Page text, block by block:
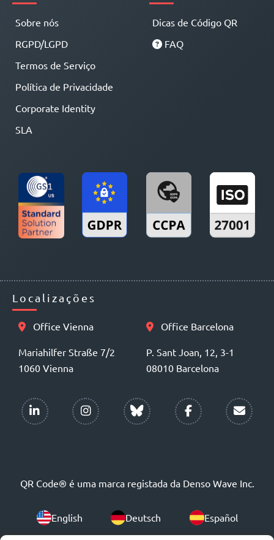
Sobre nós
RGPD/LGPD
Termos de Serviço
Política de Privacidade
Corporate Identity
SLA
Dicas de Código QR
FAQ
Localizações
Office Vienna
Mariahilfer Straße 7/2
1060 Vienna
Office Barcelona
P. Sant Joan, 12, 3-1
08010 Barcelona
QR Code® é uma marca registada da Denso Wave Inc.
English Deutsch Español